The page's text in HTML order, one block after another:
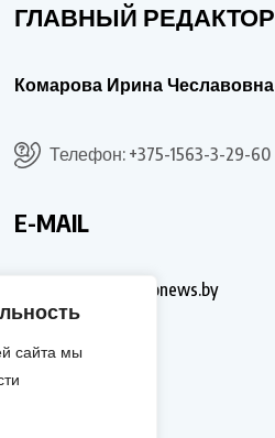
сайта мы
ГЛАВНЫЙ РЕДАКТОР
Комарова Ирина Чеславовна
Телефон: +375-1563-3-29-60
E-MAIL
drgp@diatlovonews.by